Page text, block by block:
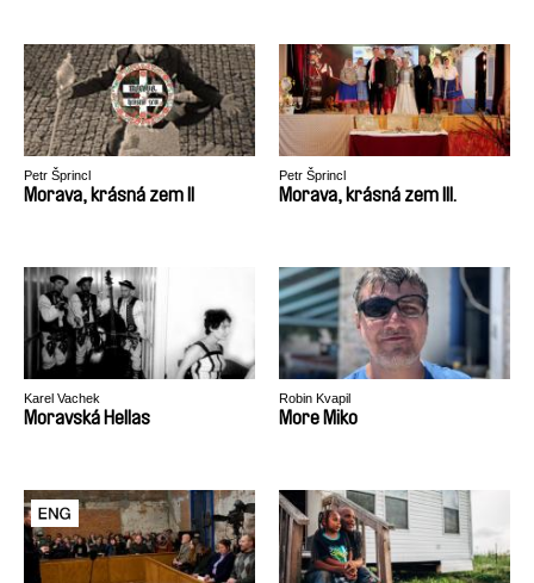
Petr Šprincl
Morava, krásná zem II
Petr Šprincl
Morava, krásná zem III.
Karel Vachek
Moravská Hellas
Robin Kvapil
More Miko